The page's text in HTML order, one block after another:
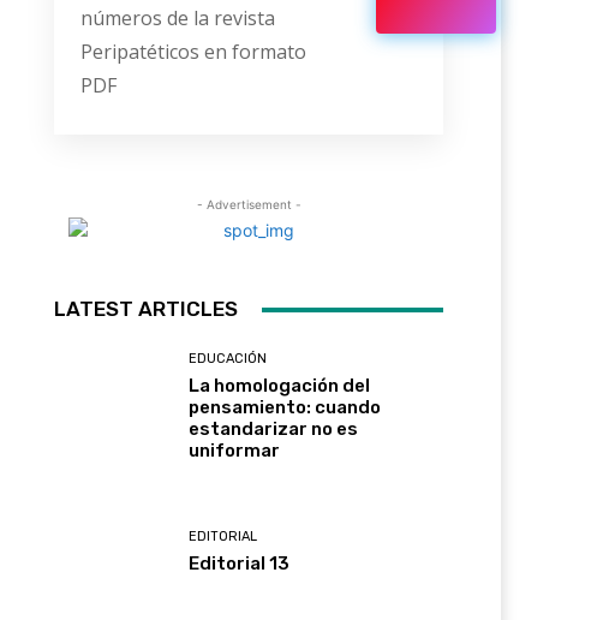
números de la revista
Peripatéticos en formato
PDF
- Advertisement -
LATEST ARTICLES
EDUCACIÓN
La homologación del
pensamiento: cuando
estandarizar no es
uniformar
EDITORIAL
Editorial 13